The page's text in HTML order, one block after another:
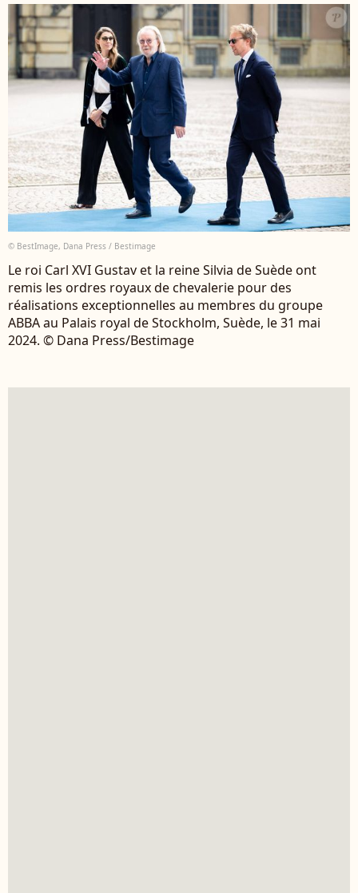
© BestImage, Dana Press / Bestimage
Le roi Carl XVI Gustav et la reine Silvia de Suède ont
remis les ordres royaux de chevalerie pour des
réalisations exceptionnelles au membres du groupe
ABBA au Palais royal de Stockholm, Suède, le 31 mai
2024. © Dana Press/Bestimage